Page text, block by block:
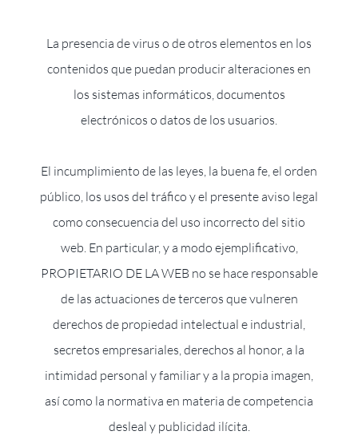
La presencia de virus o de otros elementos en los
contenidos que puedan producir alteraciones en
los sistemas informáticos, documentos
electrónicos o datos de los usuarios.
El incumplimiento de las leyes, la buena fe, el orden
público, los usos del tráfico y el presente aviso legal
como consecuencia del uso incorrecto del sitio
web. En particular, y a modo ejemplificativo,
PROPIETARIO DE LA WEB no se hace responsable
de las actuaciones de terceros que vulneren
derechos de propiedad intelectual e industrial,
secretos empresariales, derechos al honor, a la
intimidad personal y familiar y a la propia imagen,
así como la normativa en materia de competencia
desleal y publicidad ilícita.